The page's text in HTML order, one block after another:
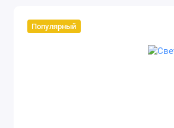
Популярный